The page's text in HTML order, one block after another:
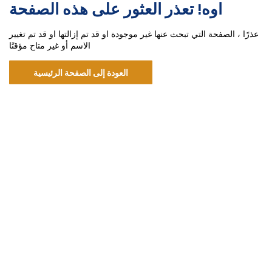
اوه! تعذر العثور على هذه الصفحة
عذرًا ، الصفحة التي تبحث عنها غير موجودة او قد تم إزالتها او قد تم تغيير
الاسم أو غير متاح مؤقتًا
العودة إلى الصفحة الرئيسية